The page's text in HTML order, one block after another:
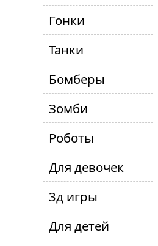
Гонки
Танки
Бомберы
Зомби
Роботы
Для девочек
3д игры
Для детей